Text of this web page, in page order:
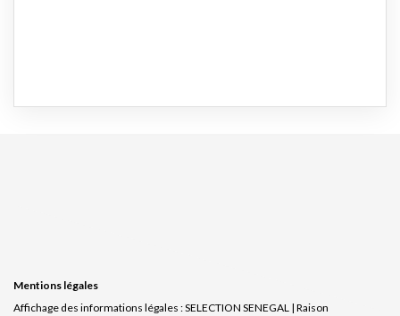
Mentions légales
Affichage des informations légales : SELECTION SENEGAL | Raison